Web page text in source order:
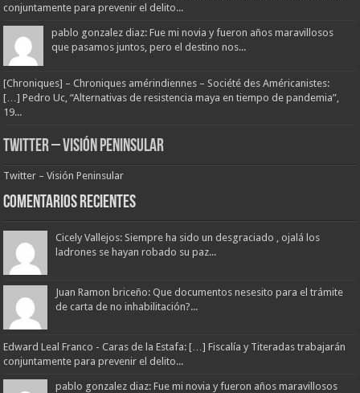
conjuntamente para prevenir el delito...
pablo gonzalez diaz: Fue mi novia y fueron años maravillosos
que pasamos juntos, pero el destino nos...
[Chroniques] – Chroniques amérindiennes – Société des Américanistes:
[…] Pedro Uc, “Alternativas de resistencia maya en tiempo de pandemia”,
19...
Twitter – Visión Peninsular
Twitter – Visión Peninsular
Comentarios Recientes
Cicely Vallejos: Siempre ha sido un desgraciado , ojalá los
ladrones se hayan robado su paz...
Juan Ramon briceño: Que documentos nesesito para el trámite
de carta de no inhabilitación?...
Edward Leal Franco - Caras de la Estafa: […] Fiscalía y Titeradas trabajarán
conjuntamente para prevenir el delito...
pablo gonzalez diaz: Fue mi novia y fueron años maravillosos